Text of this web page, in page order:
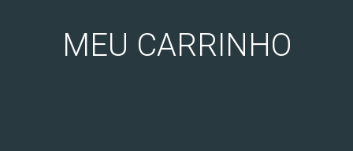
MEU CARRINHO